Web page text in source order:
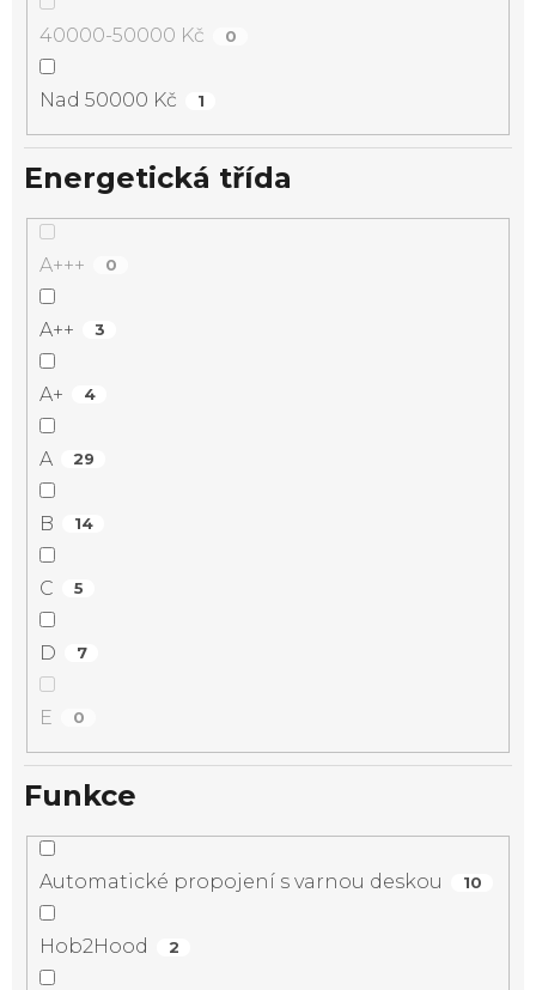
40000-50000 Kč 0
Nad 50000 Kč 1
Energetická třída
A+++ 0
A++ 3
A+ 4
A 29
B 14
C 5
D 7
E 0
Funkce
Automatické propojení s varnou deskou 10
Hob2Hood 2